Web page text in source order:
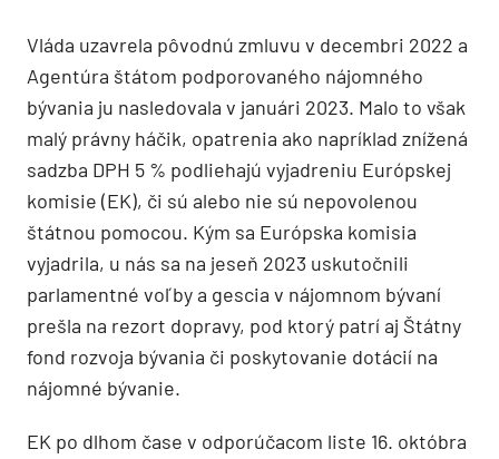
Vláda uzavrela pôvodnú zmluvu v decembri 2022 a
Agentúra štátom podporovaného nájomného
bývania ju nasledovala v januári 2023. Malo to však
malý právny háčik, opatrenia ako napríklad znížená
sadzba DPH 5 % podliehajú vyjadreniu Európskej
komisie (EK), či sú alebo nie sú nepovolenou
štátnou pomocou. Kým sa Európska komisia
vyjadrila, u nás sa na jeseň 2023 uskutočnili
parlamentné voľby a gescia v nájomnom bývaní
prešla na rezort dopravy, pod ktorý patrí aj Štátny
fond rozvoja bývania či poskytovanie dotácií na
nájomné bývanie.
EK po dlhom čase v odporúčacom liste 16. októbra